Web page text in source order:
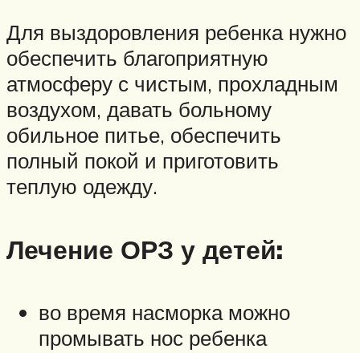
Для выздоровления ребенка нужно
обеспечить благоприятную
атмосферу с чистым, прохладным
воздухом, давать больному
обильное питье, обеспечить
полный покой и приготовить
теплую одежду.
Лечение ОРЗ у детей:
во время насморка можно
промывать нос ребенка